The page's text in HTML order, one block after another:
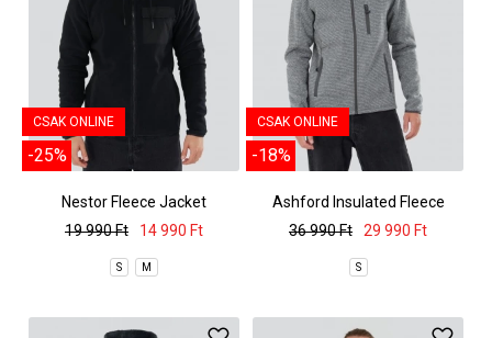
CSAK ONLINE
-25%
Nestor Fleece Jacket
19 990 Ft
14 990 Ft
S M
CSAK ONLINE
-18%
Ashford Insulated Fleece
Jacket
36 990 Ft 29 990 Ft
S